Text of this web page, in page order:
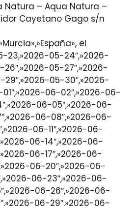
Natura – Aqua Natura –
Cayetano Gago s/n
el
23,»2026-05-24″,»2026-
05-27″,»2026-
05-30″,»2026-
06-02″,»2026-06-
06-05″,»2026-06-
06-08″,»2026-06-
06-11″,»2026-06-
06-14″,»2026-06-
06-17″,»2026-06-
06-20″,»2026-06-
06-23″,»2026-06-
06-26″,»2026-06-
06-29″,»2026-06-